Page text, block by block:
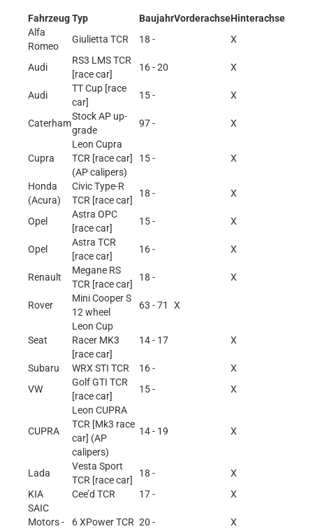
FahrzeugTyp BaujahrVorderachseHinterachse
Alfa
Romeo
Giulietta TCR 18 - X
Audi
RS3 LMS TCR
[race car]
16 - 20 X
Audi
TT Cup [race
car]
15 - X
Caterham
Stock AP up-
grade
97 - X
Cupra
Leon Cupra
TCR [race car]
(AP calipers)
15 - X
Honda
(Acura)
Civic Type-R
TCR [race car]
18 - X
Opel
Astra OPC
[race car]
15 - X
Opel
Astra TCR
[race car]
16 - X
Renault
Megane RS
TCR [race car]
18 - X
Rover
Mini Cooper S
12 wheel
63 - 71 X
Seat
Leon Cup
Racer MK3
[race car]
14 - 17 X
Subaru WRX STI TCR 16 -
X
VW
Golf GTI TCR
[race car]
15 - X
CUPRA
Leon CUPRA
TCR [Mk3 race
car] (AP
calipers)
14 - 19 X
Lada
Vesta Sport
TCR [race car]
18 -
X
KIA
Cee’d TCR 17 -
X
SAIC
Motors -
6 XPower TCR 20 - X